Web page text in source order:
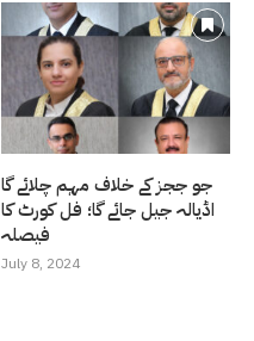
جو ججز کے خلاف مہم چلائے گا
اڈیالہ جیل جائے گا؛ فل کورٹ کا
فیصلہ
July 8, 2024